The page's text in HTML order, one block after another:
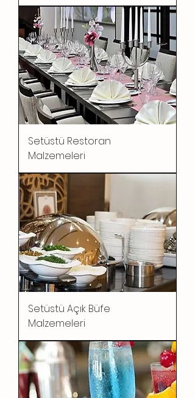
Setüstü Restoran
Malzemeleri
Setüstü Açık Büfe
Malzemeleri